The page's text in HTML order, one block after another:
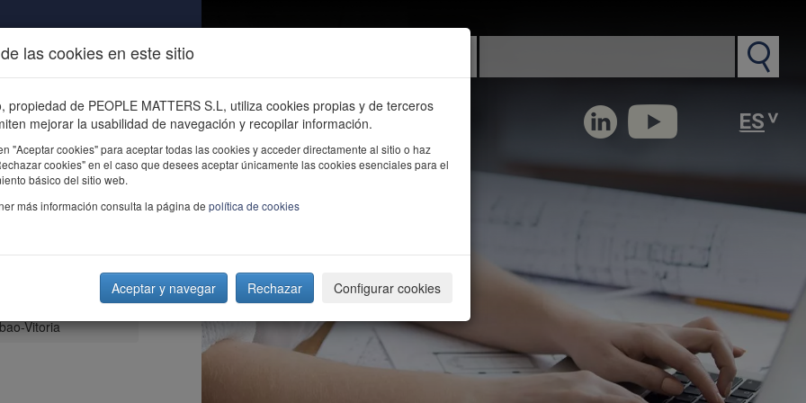
ÚNETE CONTACTO
al éxito desde
Vitoria
las cookies en este sitio
propiedad de PEOPLE MATTERS S.L, utiliza cookies propias y de terceros
mejorar la usabilidad de navegación y recopilar información.
"Aceptar cookies" para aceptar todas las cookies y acceder directamente al sitio o haz
cookies" en el caso que desees aceptar únicamente las cookies esenciales para el
básico del sitio web.
más información consulta la página de política de cookies
Aceptar y navegar Rechazar Configurar cookies